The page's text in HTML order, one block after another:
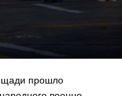
прошло